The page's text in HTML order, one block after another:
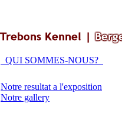
QUI SOMMES-NOUS?
Notre resultat a l'exposition
Notre gallery